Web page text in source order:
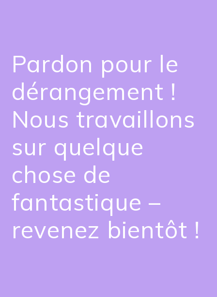
Pardon pour le
dérangement !
Nous travaillons
sur quelque
chose de
fantastique –
revenez bientôt !